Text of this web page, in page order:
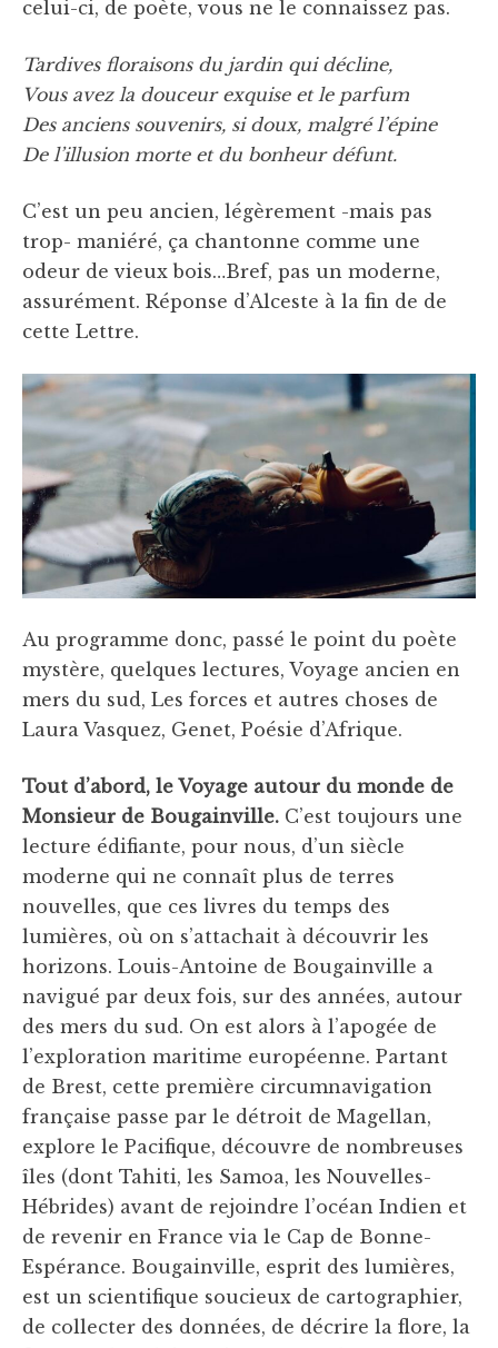
celui-ci, de poète, vous ne le connaissez pas.
Tardives floraisons du jardin qui décline,
Vous avez la douceur exquise et le parfum
Des anciens souvenirs, si doux, malgré l’épine
De l’illusion morte et du bonheur défunt.
C’est un peu ancien, légèrement -mais pas
trop- maniéré, ça chantonne comme une
odeur de vieux bois…Bref, pas un moderne,
assurément. Réponse d’Alceste à la fin de de
cette Lettre.
Au programme donc, passé le point du poète
mystère, quelques lectures, Voyage ancien en
mers du sud, Les forces et autres choses de
Laura Vasquez, Genet, Poésie d’Afrique.
Tout d’abord, le Voyage autour du monde de
Monsieur de Bougainville. C’est toujours une
lecture édifiante, pour nous, d’un siècle
moderne qui ne connaît plus de terres
nouvelles, que ces livres du temps des
lumières, où on s’attachait à découvrir les
horizons. Louis-Antoine de Bougainville a
navigué par deux fois, sur des années, autour
des mers du sud. On est alors à l’apogée de
l’exploration maritime européenne. Partant
de Brest, cette première circumnavigation
française passe par le détroit de Magellan,
explore le Pacifique, découvre de nombreuses
îles (dont Tahiti, les Samoa, les Nouvelles-
Hébrides) avant de rejoindre l’océan Indien et
de revenir en France via le Cap de Bonne-
Espérance. Bougainville, esprit des lumières,
est un scientifique soucieux de cartographier,
de collecter des données, de décrire la flore, la